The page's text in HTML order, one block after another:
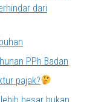
dari
PPh Badan
pajak?
besar bukan